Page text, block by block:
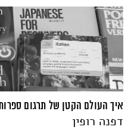
איך העולם הקטן של תרגום
דפנה רופין